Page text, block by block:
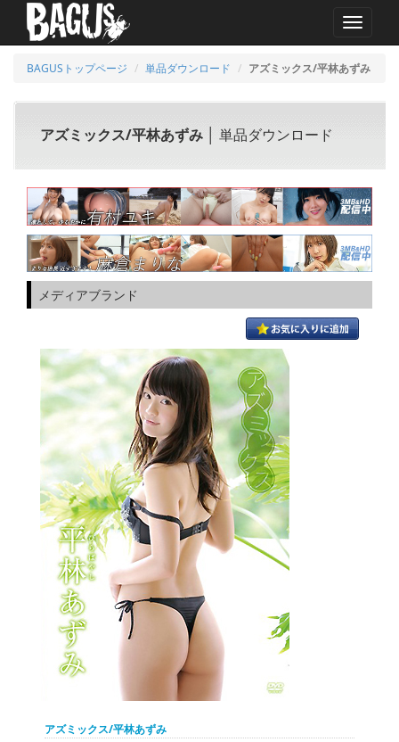
MENU
BAGUSトップページ 単品ダウンロード アズミックス/平林あずみ
アズミックス/平林あずみ │ 単品ダウンロード
メディアブランド
アズミックス/平林あずみ